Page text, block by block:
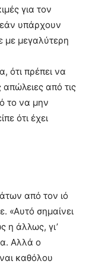
για τον
υπάρχουν
με μεγαλύτερη
ότι πρέπει να
από τις
το να μην
ότι έχει
από τον ιό
«Αυτό σημαίνει
η άλλως, γι’
Αλλά ο
καθόλου